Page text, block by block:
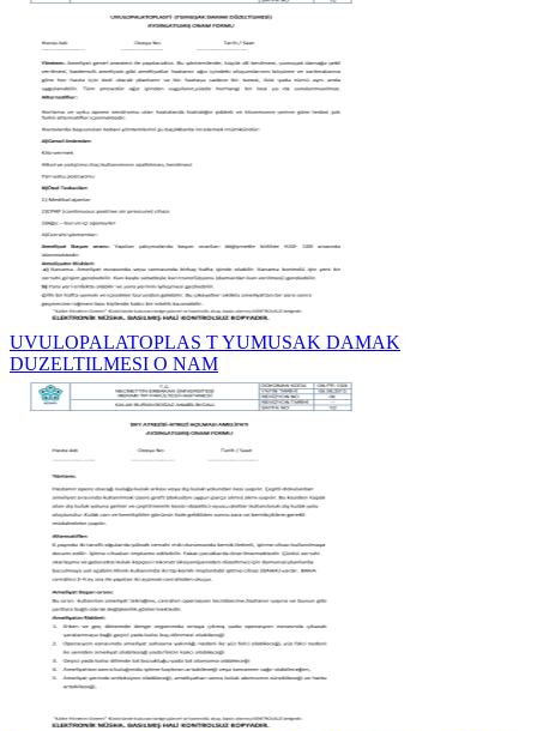
UVULOPALATOPLAS T YUMUSAK DAMAK
DUZELTILMESI O NAM